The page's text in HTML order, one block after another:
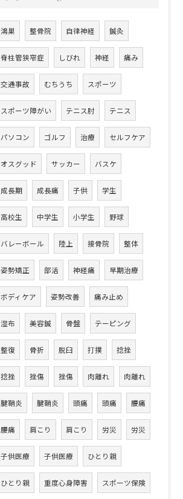
鴻巣 整骨院 自律神経 鍼灸
脊柱管狭窄症 しびれ 神経 痛み
交通事故 むちうち スポーツ
スポーツ障がい テニス肘 テニス
パソコン ゴルフ 治療 セルフケア
オスグッド サッカー バスケ
成長期 成長痛 子供 学生
高校生 中学生 小学生 野球
バレーボール 陸上 接骨院 整体
姿勢矯正 部活 神経痛 早期治療
ボディケア 姿勢改善 痛み止め
湿布 美容鍼 骨盤 テーピング
整復 骨折 脱臼 打撲 捻挫
捻挫 挫傷 挫傷 肉離れ 肉離れ
腱鞘炎 腱鞘炎 頭痛 頭痛 腰痛
腰痛 肩こり 肩こり 労災 労災
子供医療 子供医療 ひとり親
ひとり親 重度心身障害 スポーツ保険